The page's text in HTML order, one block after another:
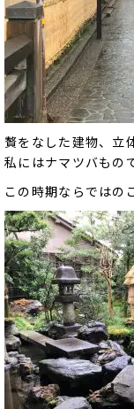
贅をなした建物、立
私にはナマツバもの
この時期ならではの